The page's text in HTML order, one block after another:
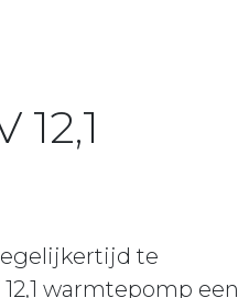
te
warmtepomp een